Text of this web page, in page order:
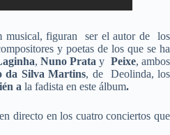
musical, figuran ser el autor de los
y poetas de los que se ha
,Nuno Prata y Peixe, ambos
da Silva Martins, de Deolinda, los
a la fadista en este álbum.
directo en los cuatro conciertos que